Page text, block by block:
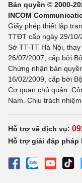
Bản quyền © 2000-
INCOM
Giấy phép thiết lập
TTĐT cấp ngày 29/10/
Sở TT-TT Hà Nội,
26/07/2007, cấp bởi
Chứng nhận bản
16/02/2009, cấp bởi
Cơ quan chủ quản:
Nam. Chịu trách
Hỗ trợ về dịch vụ:
Hỗ trợ giải đáp pháp